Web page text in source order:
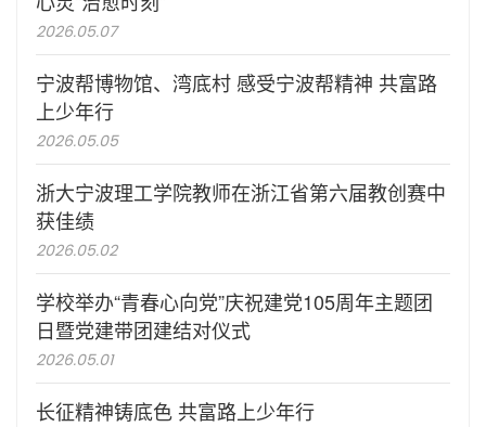
2026.05.07
宁波帮博物馆、湾底村 感受宁波帮精神 共富路
上少年行
2026.05.05
浙大宁波理工学院教师在浙江省第六届教创赛中
获佳绩
2026.05.02
学校举办“青春心向党”庆祝建党105周年主题团
日暨党建带团建结对仪式
2026.05.01
长征精神铸底色 共富路上少年行